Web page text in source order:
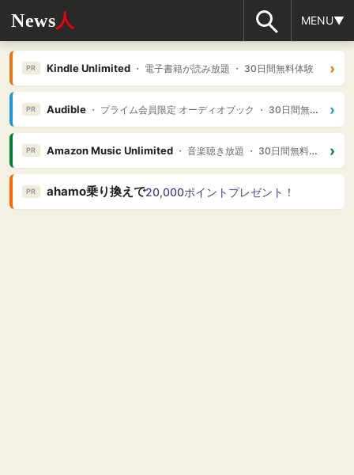
News人 MENU▼
PR Kindle Unlimited・ 電子書籍が読み放題 ・ 30日間無料体験 ›
PR Audible・ プライム会員限定 オーディオブック ・ 30日間無料体験 ›
PR Amazon Music Unlimited・ 音楽聴き放題 ・ 30日間無料体験 ›
PR ahamo乗り換えで20,000ポイントプレゼント！